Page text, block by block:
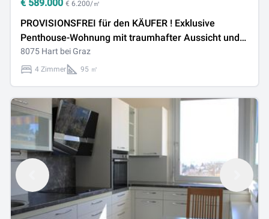
€ 589.000 € 6.200/㎡
PROVISIONSFREI für den KÄUFER ! Exklusive
Penthouse-Wohnung mit traumhafter Aussicht und
Sonnenterrasse
8075 Hart bei Graz
4 Zimmer 95 ㎡